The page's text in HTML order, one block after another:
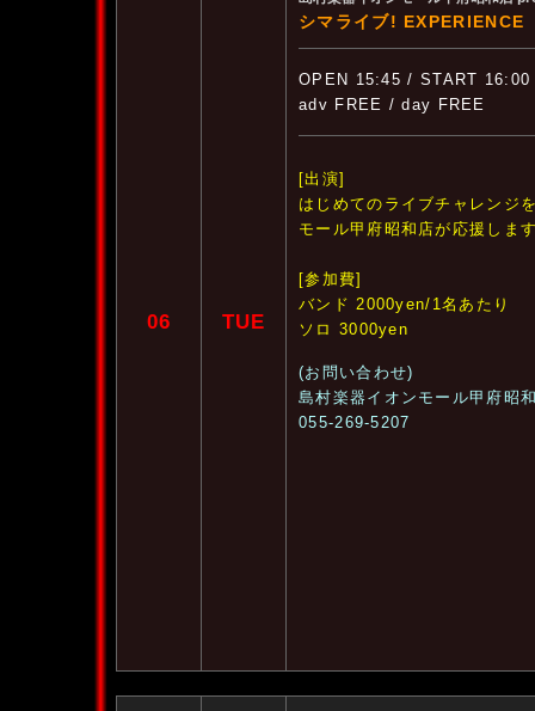
06 TUE
シマライブ! EXPERIENCE
OPEN 15:45 / START 16:00
adv FREE / day FREE
[出演]
はじめてのライブチャレンジ
モール甲府昭和店が応援しま
[参加費]
バンド 2000yen/1名あたり
ソロ 3000yen
(お問い合わせ)
島村楽器イオンモール甲府昭
055-269-5207